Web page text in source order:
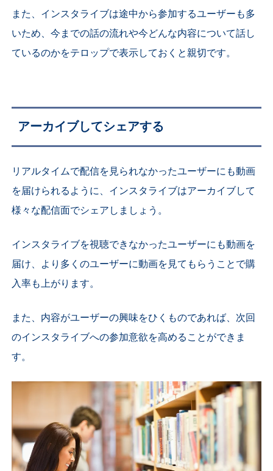
また、インスタライブは途中から参加するユーザーも多
いため、今までの話の流れや今どんな内容について話し
ているのかをテロップで表示しておくと親切です。
アーカイブしてシェアする
リアルタイムで配信を見られなかったユーザーにも動画
を届けられるように、インスタライブはアーカイブして
様々な配信面でシェアしましょう。
インスタライブを視聴できなかったユーザーにも動画を
届け、より多くのユーザーに動画を見てもらうことで購
入率も上がります。
また、内容がユーザーの興味をひくものであれば、次回
のインスタライブへの参加意欲を高めることができま
す。